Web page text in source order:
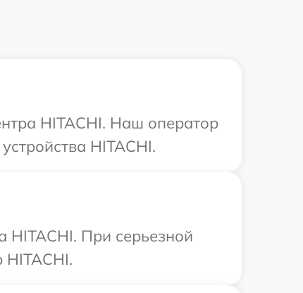
HITACHI. Наш оператор
HITACHI.
HITACHI. При серьезной
HITACHI.